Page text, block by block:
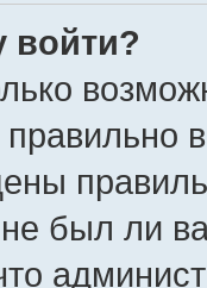
войти?
был ли